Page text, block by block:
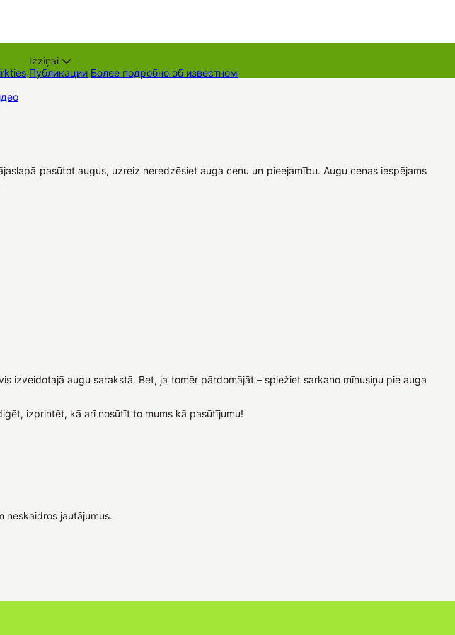
Izziņai
Публикации Более подробно об известном
pasūtot augus, uzreiz neredzēsiet auga cenu un pieejamību. Augu cenas iespējams
izveidotajā augu sarakstā. Bet, ja tomēr pārdomājāt – spiežiet sarkano mīnusiņu pie auga
izprintēt, kā arī nosūtīt to mums kā pasūtījumu!
neskaidros jautājumus.